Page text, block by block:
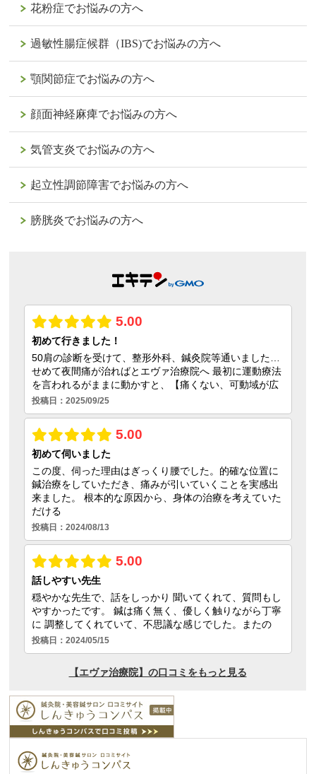
花粉症でお悩みの方へ
過敏性腸症候群（IBS)でお悩みの方へ
顎関節症でお悩みの方へ
顔面神経麻痺でお悩みの方へ
気管支炎でお悩みの方へ
起立性調節障害でお悩みの方へ
膀胱炎でお悩みの方へ